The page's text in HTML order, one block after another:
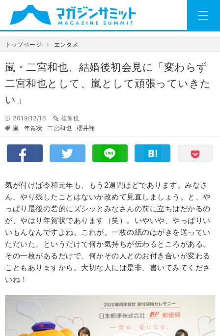
トップページ エンタメ
嵐・二宮和也、結婚後初会見に「変わらず
二宮和也として、嵐として頑張っていきた
い」
2019/12/16
桂伸也
嵐
年賀状 二宮和也 櫻井翔
気が付けば令和元年も、もう2週間ほどであります。みなさ
ん、やり残したことはないか改めて見直しましょう。と、や
っぱり最後の砦的にズシッとみなさんの前に立ちはだかるの
が、やはり年賀状であります（笑）。いやいや、やっぱりい
いもんなんですよね、これが。一枚の紙のはがきを送ってい
ただいた、というだけで何か気持ちが伝わるところがある。
その一枚があるだけで、何かその人とのお付き合いが変わる
こともありますから。大切な人には是非、書いてみてくださ
いね！